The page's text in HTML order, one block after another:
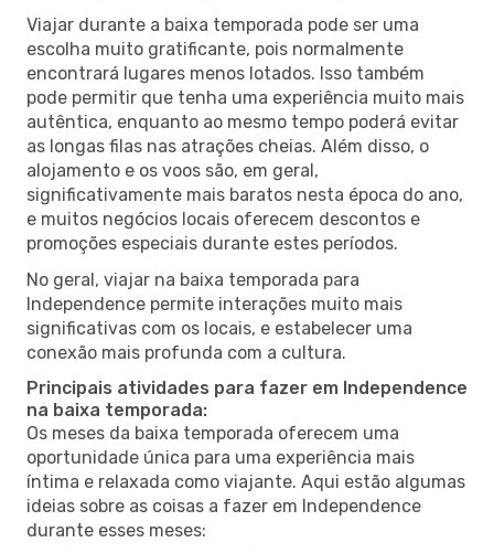
Viajar durante a baixa temporada pode ser uma
escolha muito gratificante, pois normalmente
encontrará lugares menos lotados. Isso também
pode permitir que tenha uma experiência muito mais
autêntica, enquanto ao mesmo tempo poderá evitar
as longas filas nas atrações cheias. Além disso, o
alojamento e os voos são, em geral,
significativamente mais baratos nesta época do ano,
e muitos negócios locais oferecem descontos e
promoções especiais durante estes períodos.
No geral, viajar na baixa temporada para
Independence permite interações muito mais
significativas com os locais, e estabelecer uma
conexão mais profunda com a cultura.
Principais atividades para fazer em Independence
na baixa temporada:
Os meses da baixa temporada oferecem uma
oportunidade única para uma experiência mais
íntima e relaxada como viajante. Aqui estão algumas
ideias sobre as coisas a fazer em Independence
durante esses meses: